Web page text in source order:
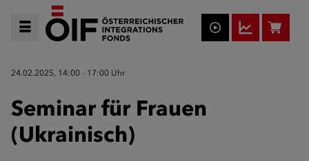
24.02.2025, 14:00 - 17:00 Uhr
Seminar für Frauen
(Ukrainisch)